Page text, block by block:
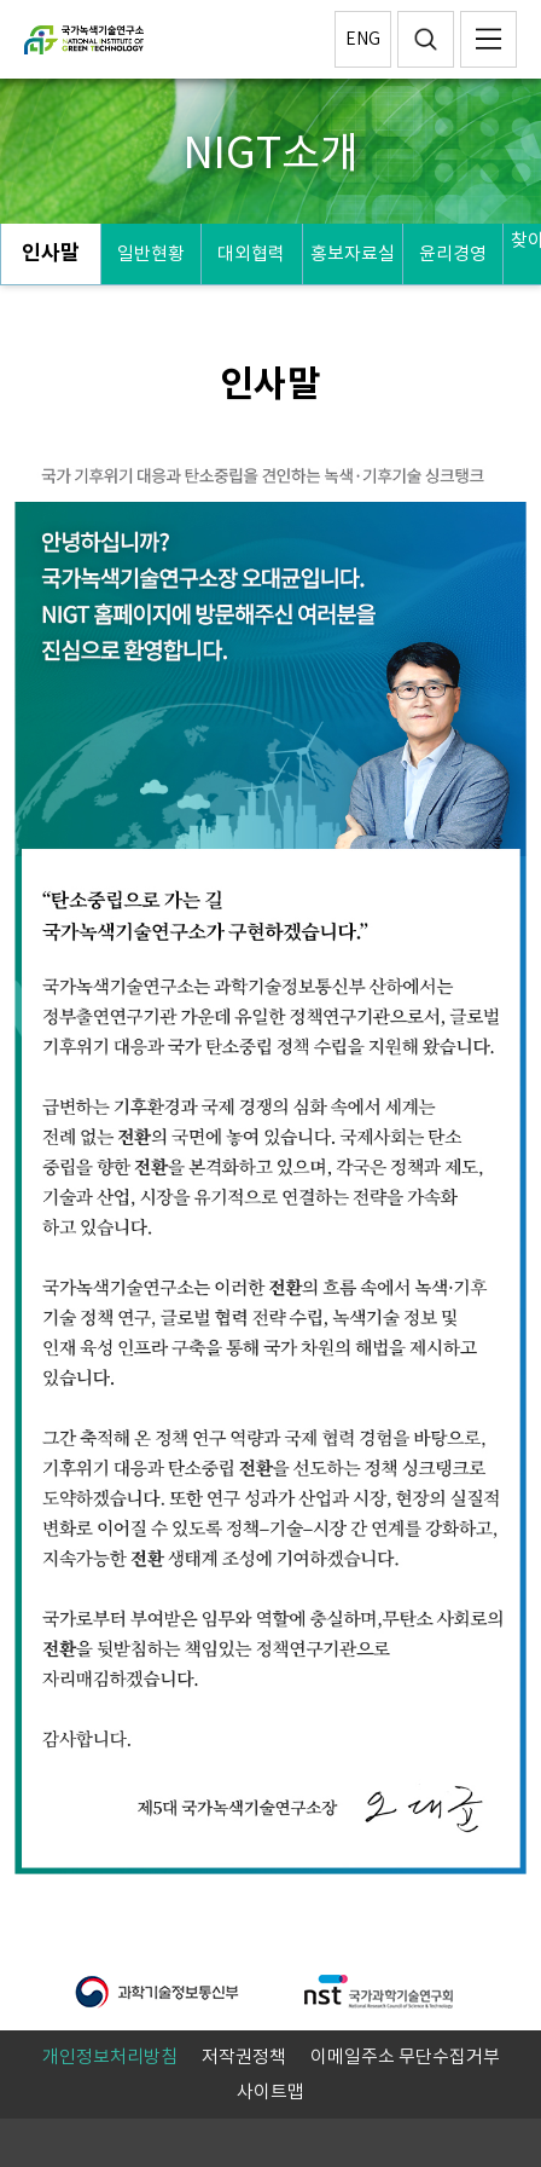
ENG
NIGT소개
인사말 일반현황 대외협력 홍보자료실 윤리경영
찾
인사말
개인정보처리방침 저작권정책
이메일주소 무단수집거부
사이트맵